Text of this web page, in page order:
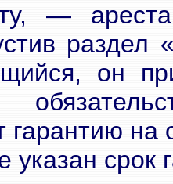
—
раздел
он
гарантию
указан срок